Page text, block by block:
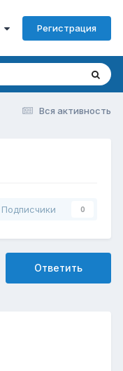
Регистрация
Вся активность
Подписчики 0
Ответить